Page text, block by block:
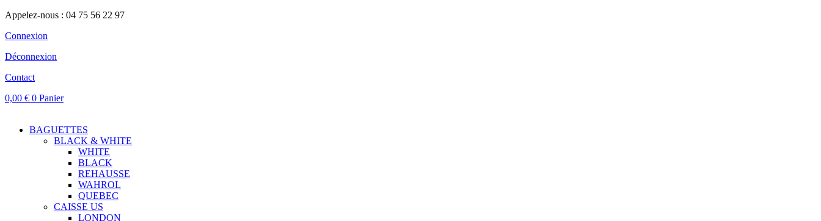
Appelez-nous : 04 75 56 22 97
Connexion
Déconnexion
Contact
0,00 € 0 Panier
BAGUETTES
BLACK & WHITE
WHITE
BLACK
REHAUSSE
WAHROL
QUEBEC
CAISSE US
LONDON